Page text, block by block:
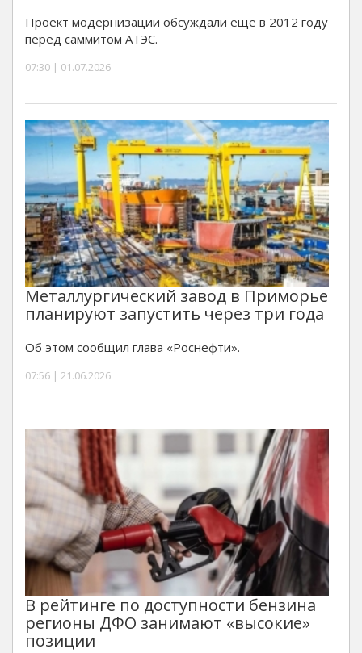
Проект модернизации обсуждали ещё в 2012 году
перед саммитом АТЭС.
07:30 | 01.07.2026
Металлургический завод в Приморье
планируют запустить через три года
Об этом сообщил глава «Роснефти».
07:56 | 21.06.2026
В рейтинге по доступности бензина
регионы ДФО занимают «высокие»
позиции